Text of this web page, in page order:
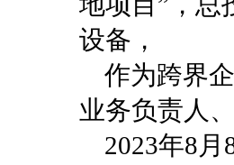
设备，
作为跨界
业务负责人
2023年8